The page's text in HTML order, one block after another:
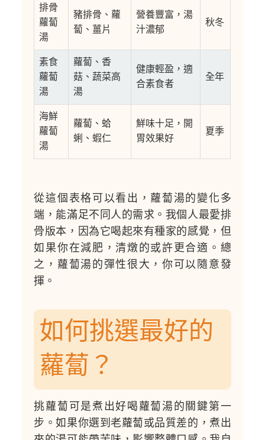
排骨
蘿蔔
湯
豬排骨、蘿
蔔、薑片
營養豐富，湯
汁濃郁
秋冬
素食
蘿蔔
湯
蘿蔔、香
菇、蔬菜高
湯
健康輕盈，適
合素食者
全年
海鮮
蘿蔔
湯
蘿蔔、蛤
蜊、蝦仁
鮮味十足，開
胃效果好
夏季
從這個表格可以看出，蘿蔔湯的變化多
端，能滿足不同人的需求。我個人最愛排
骨版本，因為它喝起來有種家的感覺，但
如果你在減肥，清燉的或許更合適。總
之，蘿蔔湯的彈性很大，你可以隨意發
揮。
如何挑選最好的
蘿蔔？
挑蘿蔔可是煮出好喝蘿蔔湯的關鍵第一
步。如果你選到老蘿蔔或品質差的，煮出